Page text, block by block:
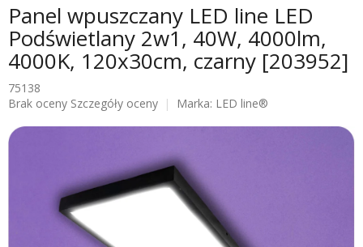
Panel wpuszczany LED line LED
Podświetlany 2w1, 40W, 4000lm,
4000K, 120x30cm, czarny [203952]
75138
Średnia
produktu
Brak oceny Szczegóły oceny Marka: LED line®